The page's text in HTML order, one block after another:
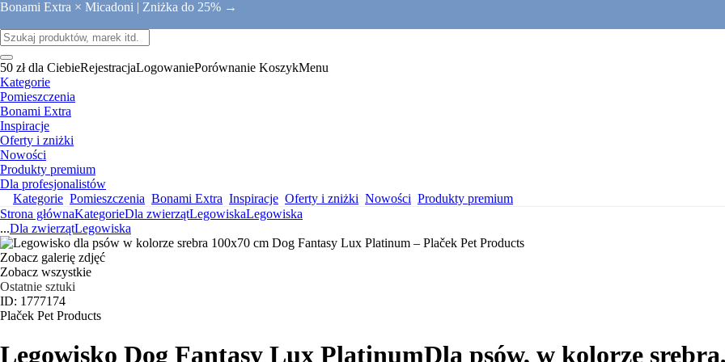
Bonami Extra × Micadoni | Zniżka do 25% →
50 zł dla CiebieRejestracjaLogowaniePorównanie KoszykMenu
Kategorie
Pomieszczenia
Bonami Extra
Inspiracje
Oferty i zniżki
Nowości
Produkty premium
Dla profesjonalistów
Kategorie Pomieszczenia Bonami Extra Inspiracje Oferty i zniżki Nowości Produkty premium
Strona głównaKategorieDla zwierzątLegowiskaLegowiska
...Dla zwierzątLegowiska
Zobacz galerię zdjęć
Zobacz wszystkie
Ostatnie sztuki
ID: 1777174
Plaček Pet Products
Legowisko Dog Fantasy Lux PlatinumDla psów, w kolorze